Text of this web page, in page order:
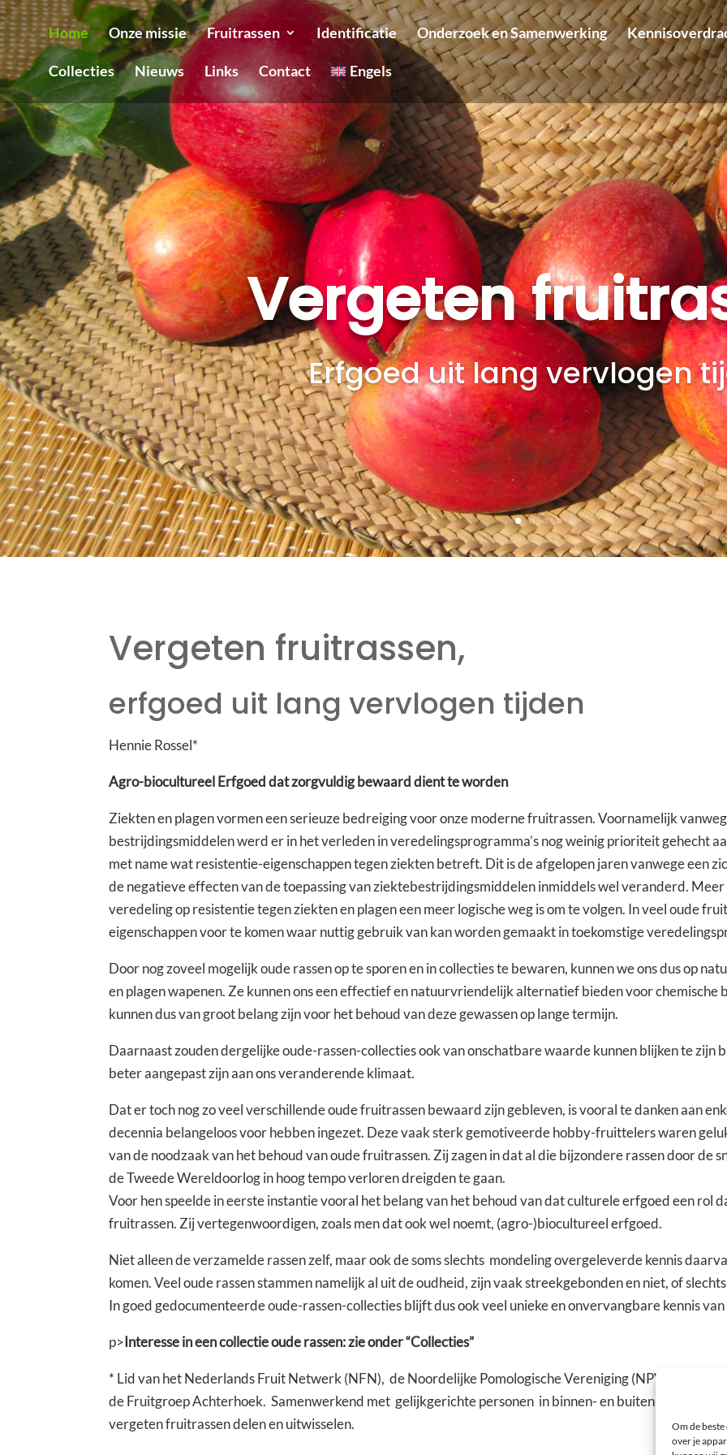
Om de
over je
Home Onze missie Fruitrassen Identificatie Onderzoek en Samenwerking
Collecties Nieuws Links Contact Engels
Vergeten
Erfgoed uit lang vervlogen
Vergeten fruitrassen,
erfgoed uit lang vervlogen tijden
Hennie Rossel*
Agro-biocultureel Erfgoed dat zorgvuldig bewaard dient te worden
Ziekten en plagen vormen een serieuze bedreiging voor onze moderne fruitrassen. Voornamelijk
bestrijdingsmiddelen werd er in het verleden in veredelingsprogramma’s nog weinig prioriteit gehecht
met name wat resistentie-eigenschappen tegen ziekten betreft. Dit is de afgelopen jaren vanwege een
de negatieve effecten van de toepassing van ziektebestrijdingsmiddelen inmiddels wel veranderd.
veredeling op resistentie tegen ziekten en plagen een meer logische weg is om te volgen. In veel oude
eigenschappen voor te komen waar nuttig gebruik van kan worden gemaakt in toekomstige
Door nog zoveel mogelijk oude rassen op te sporen en in collecties te bewaren, kunnen we ons dus op
en plagen wapenen. Ze kunnen ons een effectief en natuurvriendelijk alternatief bieden voor chemische
kunnen dus van groot belang zijn voor het behoud van deze gewassen op lange termijn.
Daarnaast zouden dergelijke oude-rassen-collecties ook van onschatbare waarde kunnen blijken te zijn
beter aangepast zijn aan ons veranderende klimaat.
Dat er toch nog zo veel verschillende oude fruitrassen bewaard zijn gebleven, is vooral te danken aan
decennia belangeloos voor hebben ingezet. Deze vaak sterk gemotiveerde hobby-fruittelers waren
van de noodzaak van het behoud van oude fruitrassen. Zij zagen in dat al die bijzondere rassen door de
de Tweede Wereldoorlog in hoog tempo verloren dreigden te gaan.
Voor hen speelde in eerste instantie vooral het belang van het behoud van dat culturele erfgoed een rol
fruitrassen. Zij vertegenwoordigen, zoals men dat ook wel noemt, (agro-)biocultureel erfgoed.
Niet alleen de verzamelde rassen zelf, maar ook de soms slechts mondeling overgeleverde kennis
komen. Veel oude rassen stammen namelijk al uit de oudheid, zijn vaak streekgebonden en niet, of
In goed gedocumenteerde oude-rassen-collecties blijft dus ook veel unieke en onvervangbare kennis
p>Interesse in een collectie oude rassen: zie onder “Collecties”
* Lid van het Nederlands Fruit Netwerk (NFN), de Noordelijke Pomologische Vereniging (NPV), het
de Fruitgroep Achterhoek. Samenwerkend met gelijkgerichte personen in binnen- en buitenland
vergeten fruitrassen delen en uitwisselen.